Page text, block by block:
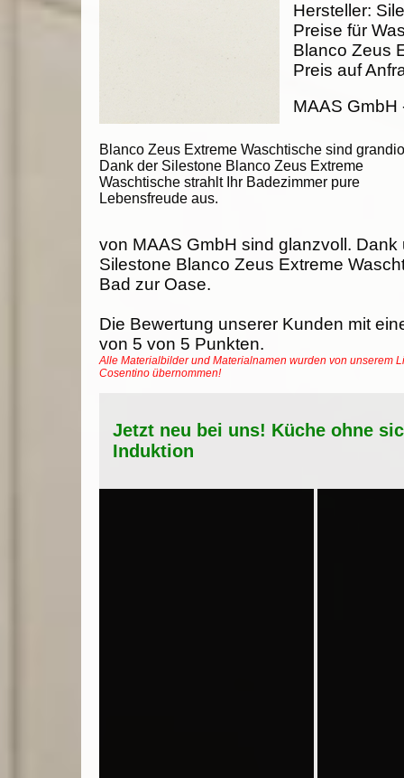
Blanco Zeus Extreme Waschtische sind
Dank der Silestone Blanco Zeus Extreme
Waschtische strahlt Ihr Badezimmer pure
Lebensfreude aus.
Hersteller:
Preise für
Blanco Zeus
Preis auf
MAAS GmbH
von MAAS GmbH sind glanzvoll. Dank
Silestone Blanco Zeus Extreme
Bad zur Oase.
Die Bewertung unserer Kunden mit
von 5 von 5 Punkten.
Alle Materialbilder und Materialnamen wurden von unserem
Cosentino übernommen!
Jetzt neu bei uns! Küche ohne
Induktion